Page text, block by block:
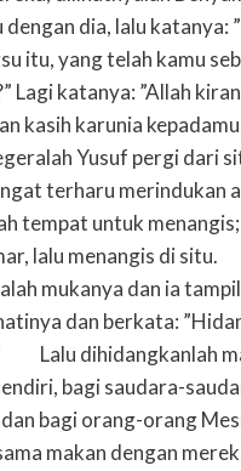
dengan dia, lalu katanya:
itu, yang telah kamu
Lagi katanya: ”Allah
kasih karunia
Yusuf pergi dari
terharu merindukan
tempat untuk menangis;
lalu menangis di situ.
mukanya dan ia
dan berkata:
Lalu dihidangkanlah
bagi saudara-
bagi orang-orang
makan dengan